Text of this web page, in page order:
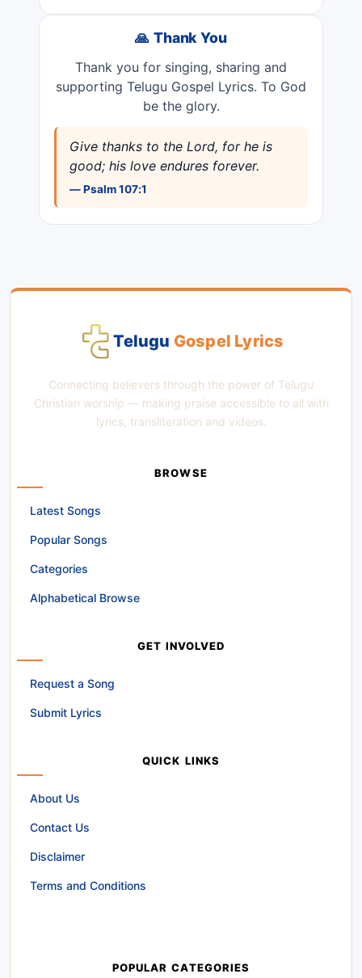
🙏 Thank You
Thank you for singing, sharing and
supporting Telugu Gospel Lyrics. To God
be the glory.
Give thanks to the Lord, for he is
good; his love endures forever.
— Psalm 107:1
Telugu Gospel Lyrics
Connecting believers through the power of Telugu
Christian worship — making praise accessible to all with
lyrics, transliteration and videos.
BROWSE
Latest Songs
Popular Songs
Categories
Alphabetical Browse
GET INVOLVED
Request a Song
Submit Lyrics
QUICK LINKS
About Us
Contact Us
Disclaimer
Terms and Conditions
POPULAR CATEGORIES